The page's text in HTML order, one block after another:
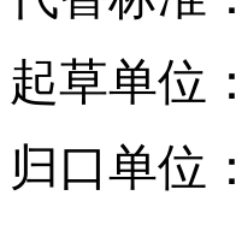
起草单位
归口单位